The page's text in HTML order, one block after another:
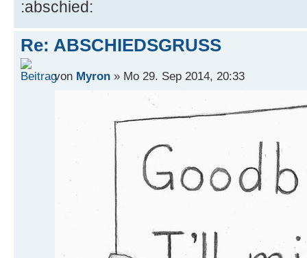
Re: ABSCHIEDSGRUSS
von Myron » Mo 29. Sep 2014, 20:33